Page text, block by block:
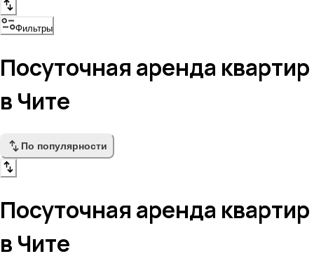
Фильтры
Посуточная аренда квартир
в Чите
По популярности
Посуточная аренда квартир
в Чите